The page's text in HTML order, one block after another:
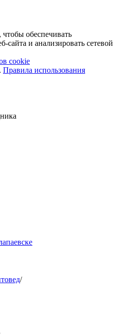
обеспечивать
сайта и анализировать сетевой
cookie
Правила использования
/